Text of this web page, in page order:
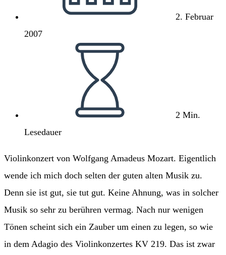
2. Februar
2007
2 Min.
Lesedauer
Violinkonzert von Wolfgang Amadeus Mozart. Eigentlich
wende ich mich doch selten der guten alten Musik zu.
Denn sie ist gut, sie tut gut. Keine Ahnung, was in solcher
Musik so sehr zu berühren vermag. Nach nur wenigen
Tönen scheint sich ein Zauber um einen zu legen, so wie
in dem Adagio des Violinkonzertes KV 219. Das ist zwar